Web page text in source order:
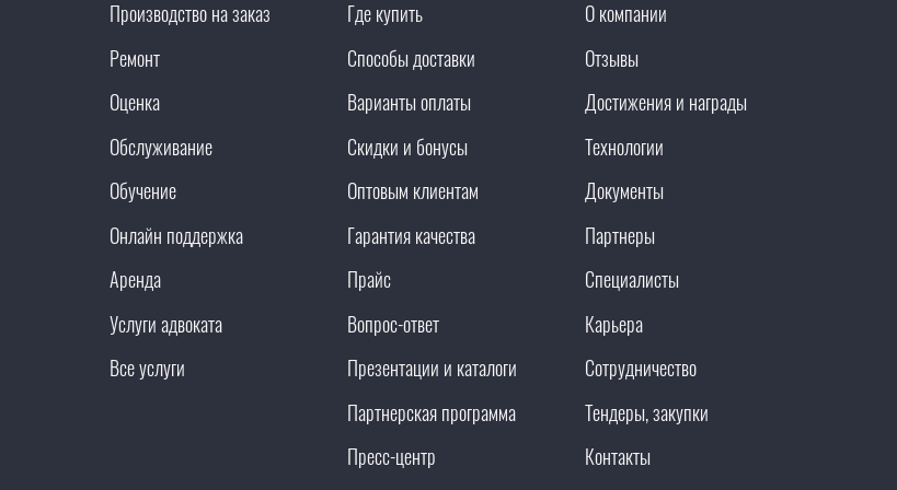
Производство на заказ
Ремонт
Оценка
Обслуживание
Обучение
Онлайн поддержка
Аренда
Услуги адвоката
Все услуги
Где купить
Способы доставки
Варианты оплаты
Скидки и бонусы
Оптовым клиентам
Гарантия качества
Прайс
Вопрос-ответ
Презентации и каталоги
Партнерская программа
Пресс-центр
О компании
Отзывы
Достижения и награды
Технологии
Документы
Партнеры
Специалисты
Карьера
Сотрудничество
Тендеры, закупки
Контакты